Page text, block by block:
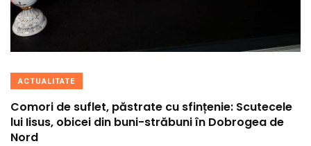
ACTUALITATE
Comori de suflet, păstrate cu sfințenie: Scutecele
lui Iisus, obicei din buni-străbuni în Dobrogea de
Nord